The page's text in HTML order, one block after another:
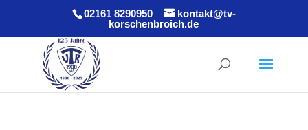
02161 8290950
kontakt@tv-
korschenbroich.de